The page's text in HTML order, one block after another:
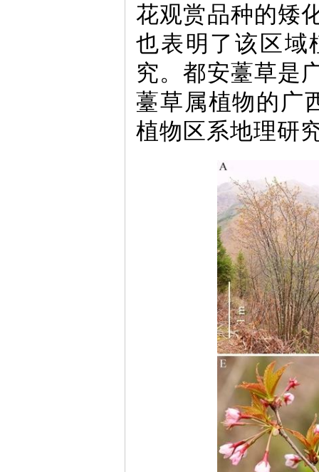
花观赏品种的矮
也表明了该区域
究。都安薹草是
薹草属植物的广
植物区系地理研